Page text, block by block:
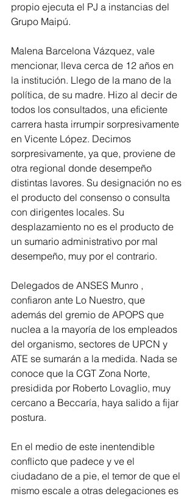
propio ejecuta el PJ a instancias del
Grupo Maipú.
Malena Barcelona Vázquez, vale
mencionar, lleva cerca de 12 años en
la institución. Llego de la mano de la
política, de su madre. Hizo al decir de
todos los consultados, una eficiente
carrera hasta irrumpir sorpresivamente
en Vicente López. Decimos
sorpresivamente, ya que, proviene de
otra regional donde desempeño
distintas lavores. Su designación no es
el producto del consenso o consulta
con dirigentes locales. Su
desplazamiento no es el producto de
un sumario administrativo por mal
desempeño, muy por el contrario.
Delegados de ANSES Munro ,
confiaron ante Lo Nuestro, que
además del gremio de APOPS que
nuclea a la mayoría de los empleados
del organismo, sectores de UPCN y
ATE se sumarán a la medida. Nada se
conoce que la CGT Zona Norte,
presidida por Roberto Lovaglio, muy
cercano a Beccaría, haya salido a fijar
postura.
En el medio de este inentendible
conflicto que padece y ve el
ciudadano de a pie, el temor de que el
mismo escale a otras delegaciones es